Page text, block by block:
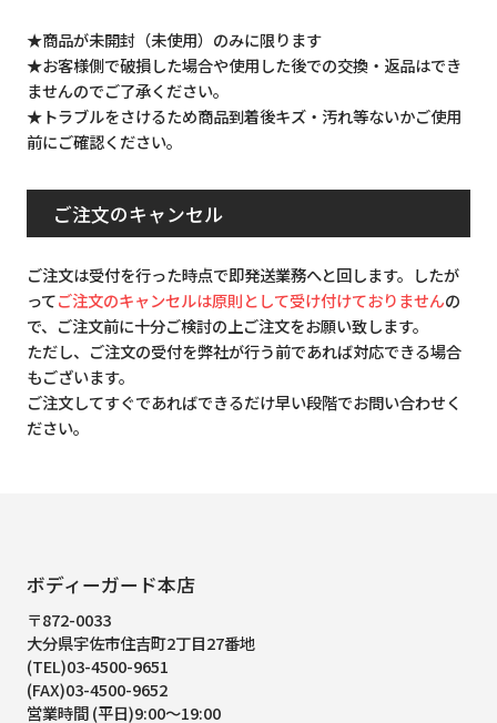
★商品が未開封（未使用）のみに限ります
★お客様側で破損した場合や使用した後での交換・返品はでき
ませんのでご了承ください。
★トラブルをさけるため商品到着後キズ・汚れ等ないかご使用
前にご確認ください。
ご注文のキャンセル
ご注文は受付を行った時点で即発送業務へと回します。したが
ってご注文のキャンセルは原則として受け付けておりませんの
で、ご注文前に十分ご検討の上ご注文をお願い致します。
ただし、ご注文の受付を弊社が行う前であれば対応できる場合
もございます。
ご注文してすぐであればできるだけ早い段階でお問い合わせく
ださい。
ボディーガード本店
〒872-0033
大分県宇佐市住吉町2丁目27番地
(TEL)03-4500-9651
(FAX)03-4500-9652
営業時間 (平日)9:00～19:00